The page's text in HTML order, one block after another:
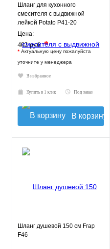
Шланг для кухонного
смесителя с выдвижной
лейкой Potato P41-20
Цена:
402 руб.*
* Актуальную цену пожалуйста
уточните у менеджера
В избранное
Купить в 1 клик Под заказ
В корзину
Шланг душевой 150 см Frap
F46